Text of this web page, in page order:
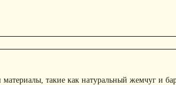
такие как натуральный жемчуг и